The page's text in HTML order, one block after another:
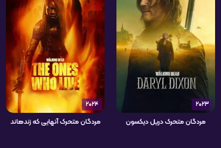
2023
مردگان متحرک دریل دیکسون
2024
مردگان متحرک آنهایی که زندهاند